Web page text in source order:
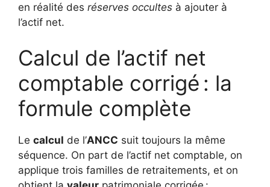
en réalité des réserves occultes à ajouter à
l’actif net.
Calcul de l’actif net
comptable corrigé : la
formule complète
Le calcul de l’ANCC suit toujours la même
séquence. On part de l’actif net comptable, on
applique trois familles de retraitements, et on